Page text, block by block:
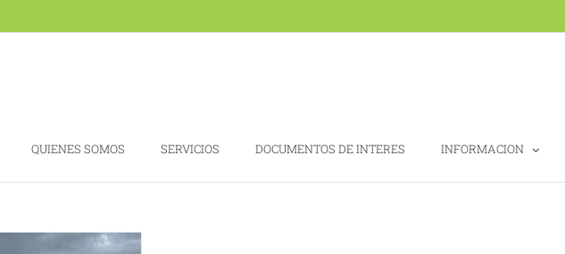
QUIENES SOMOS SERVICIOS DOCUMENTOS DE INTERES INFORMACION